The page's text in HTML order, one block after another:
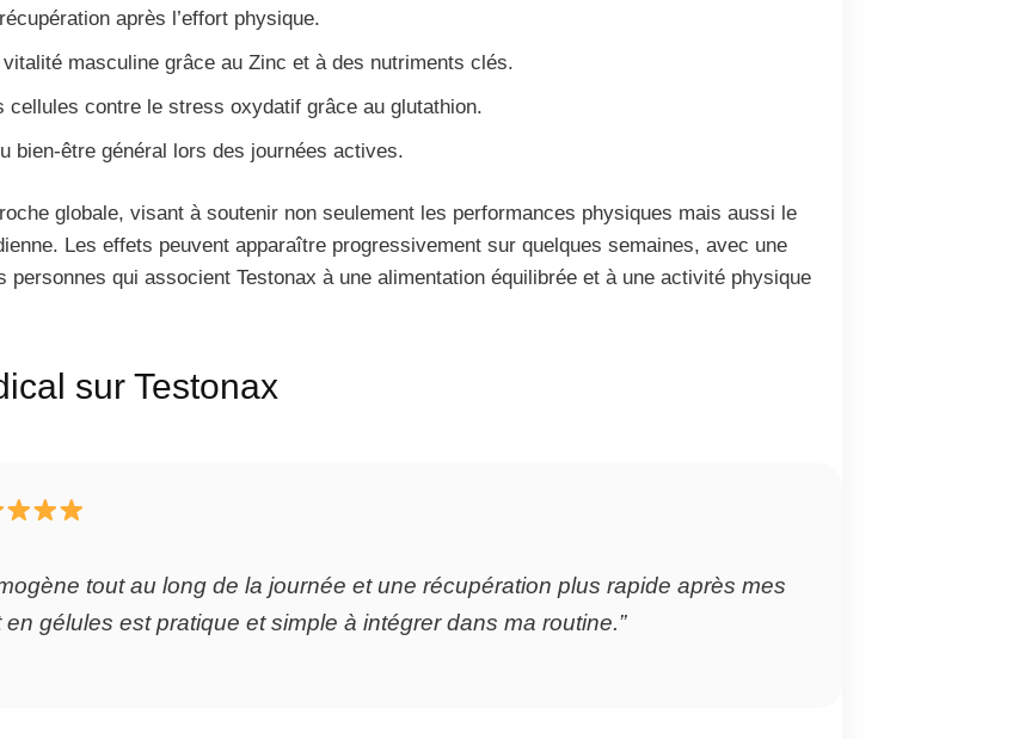
après l’effort physique.
masculine grâce au Zinc et à des nutriments clés.
cellules contre le stress oxydatif grâce au glutathion.
bien-être général lors des journées actives.
globale, visant à soutenir non seulement les performances physiques mais aussi le
Les effets peuvent apparaître progressivement sur quelques semaines, avec une
qui associent Testonax à une alimentation équilibrée et à une activité physique
sur Testonax
tout au long de la journée et une récupération plus rapide après mes
gélules est pratique et simple à intégrer dans ma routine.”